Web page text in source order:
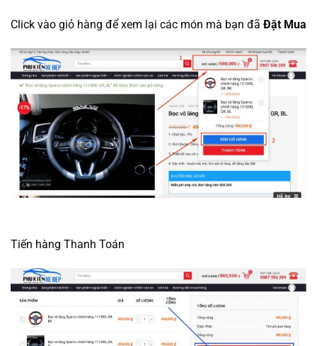
Click vào giỏ hàng để xem lại các món mà bạn đã Đặt Mua
Tiến hàng Thanh Toán